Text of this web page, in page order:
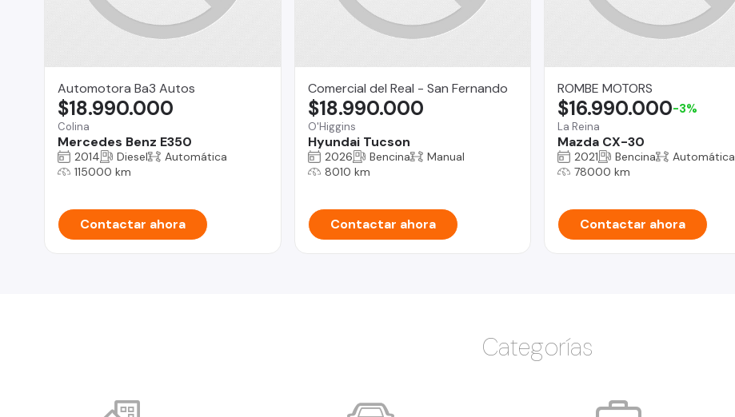
Automotora Ba3 Autos
Colina
Mercedes Benz E350
$18.990.000
2014 Diesel
Automática
115000 km
Contactar ahora
Comercial del Real - San Fernando
O'Higgins
Hyundai Tucson
$18.990.000
2026 Bencina
Manual
8010 km
Contactar ahora
ROMBE MOTORS
La Reina
Mazda CX-30
$16.990.000-3%
2021 Bencina
Automática
78000 km
Contactar ahora
Categorías